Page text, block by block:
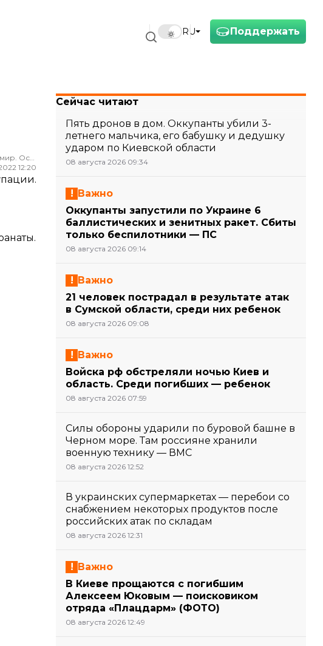
Поддержать
RU
Редактор ленты новостей hromadske. Считаю, что уважение к каждому, критическое мышление и признание ошибок спасут мир. Особенно люблю новости о науке и космос
12:20
Сейчас читают
Пять дронов в дом. Оккупанты убили 3-
летнего мальчика, его бабушку и дедушку
ударом по Киевской области
08 августа 2026 09:34
Важно
Оккупанты запустили по Украине 6
баллистических и зенитных ракет. Сбиты
только беспилотники — ПС
08 августа 2026 09:14
Важно
21 человек пострадал в результате атак
в Сумской области, среди них ребенок
08 августа 2026 09:08
Важно
Войска рф обстреляли ночью Киев и
область. Среди погибших — ребенок
08 августа 2026 07:59
Силы обороны ударили по буровой башне в
Черном море. Там россияне хранили
военную технику — ВМС
08 августа 2026 12:52
В украинских супермаркетах — перебои со
снабжением некоторых продуктов после
российских атак по складам
08 августа 2026 12:31
Важно
В Киеве прощаются с погибшим
Алексеем Юковым — поисковиком
отряда «Плацдарм» (ФОТО)
08 августа 2026 12:49